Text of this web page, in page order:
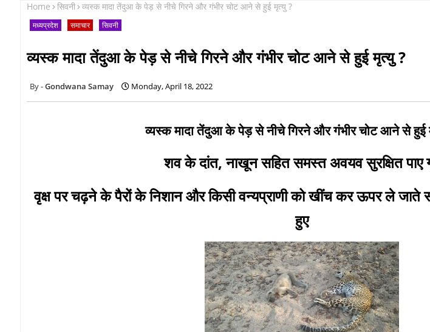
Home सिवनी व्यस्क मादा तेंदुआ के पेड़ से नीचे गिरने और गंभीर चोट आने से हुई मृत्यु ?
मध्यप्रदेश समाचार सिवनी
व्यस्क मादा तेंदुआ के पेड़ से नीचे गिरने और गंभीर चोट आने से हुई मृत्यु ?
Gondwana Samay Monday, April 18, 2022
व्यस्क मादा तेंदुआ के पेड़ से नीचे गिरने और गंभीर चोट आने से हुई
शव के दांत, नाखून सहित समस्त अवयव सुरक्षित पाए
वृक्ष पर चढ़ने के पैरों के निशान और किसी वन्यप्राणी को खींच कर ऊपर ले
हुए